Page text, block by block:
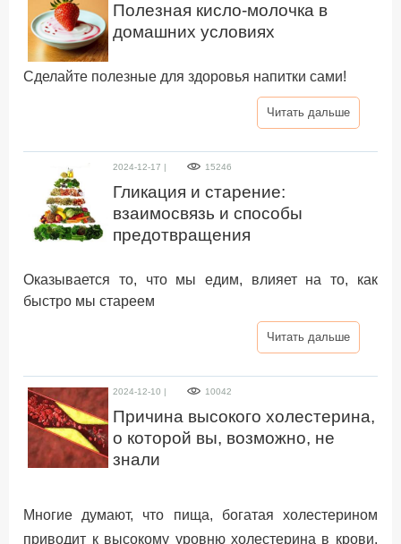
Полезная кисло-молочка в
домашних условиях
Сделайте полезные для здоровья напитки сами!
Читать дальше
2024-12-17 | 15246
Гликация и старение:
взаимосвязь и способы
предотвращения
Оказывается то, что мы едим, влияет на то, как
быстро мы стареем
Читать дальше
2024-12-10 | 10042
Причина высокого холестерина,
о которой вы, возможно, не
знали
Многие думают, что пища, богатая холестерином
приводит к высокому уровню холестерина в крови.